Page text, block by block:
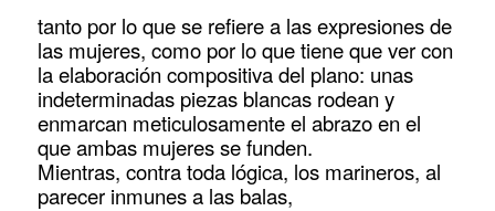
tanto por lo que se refiere a las expresiones de
las mujeres, como por lo que tiene que ver con
la elaboración compositiva del plano: unas
indeterminadas piezas blancas rodean y
enmarcan meticulosamente el abrazo en el
que ambas mujeres se funden.
Mientras, contra toda lógica, los marineros, al
parecer inmunes a las balas,